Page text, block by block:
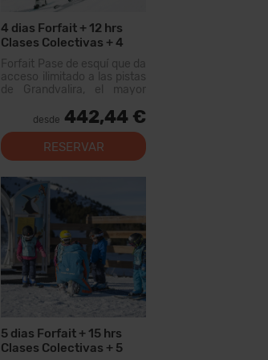
4 dias Forfait + 12 hrs
Clases Colectivas + 4
días Alquiler Material
Forfait Pase de esquí que da
acceso ilimitado a las pistas
de Grandvalira, el mayor
Pirineos. Con este forfait
podrás recorrer más de...
desde 442,44 €
RESERVAR
5 dias Forfait + 15 hrs
Clases Colectivas + 5